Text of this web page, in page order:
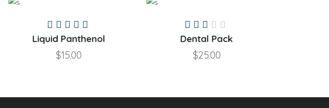
en
de 5
Liquid Panthenol
$15.00
en
de
Dental Pack
$25.00